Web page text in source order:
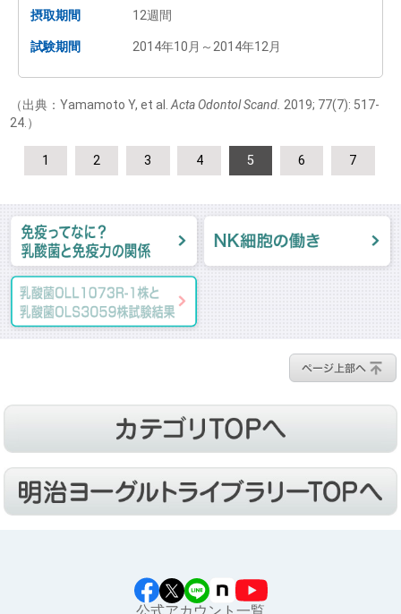
摂取期間
12週間
試験期間 2014年10月～2014年12月
（出典：Yamamoto Y, et al.Acta Odontol Scand. 2019; 77(7): 517-
24.）
1 2 3 4 5 6 7